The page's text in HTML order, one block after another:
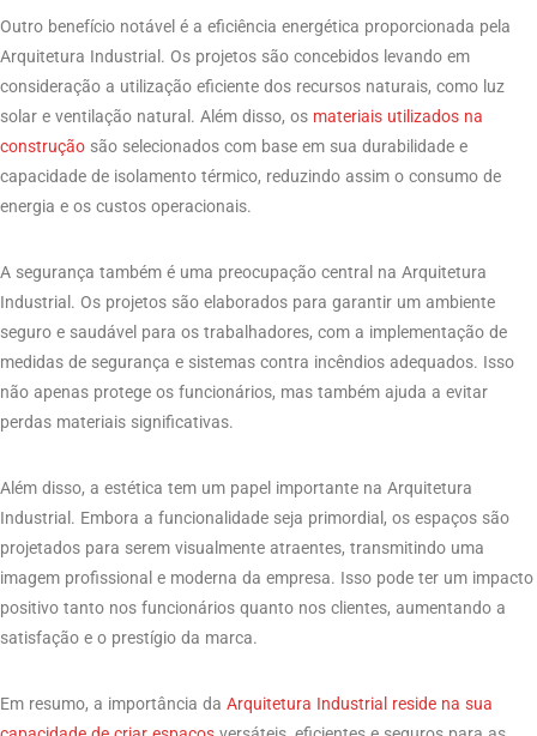
Outro benefício notável é a eficiência energética proporcionada pela
Arquitetura Industrial. Os projetos são concebidos levando em
consideração a utilização eficiente dos recursos naturais, como luz
solar e ventilação natural. Além disso, os materiais utilizados na
construção são selecionados com base em sua durabilidade e
capacidade de isolamento térmico, reduzindo assim o consumo de
energia e os custos operacionais.
A segurança também é uma preocupação central na Arquitetura
Industrial. Os projetos são elaborados para garantir um ambiente
seguro e saudável para os trabalhadores, com a implementação de
medidas de segurança e sistemas contra incêndios adequados. Isso
não apenas protege os funcionários, mas também ajuda a evitar
perdas materiais significativas.
Além disso, a estética tem um papel importante na Arquitetura
Industrial. Embora a funcionalidade seja primordial, os espaços são
projetados para serem visualmente atraentes, transmitindo uma
imagem profissional e moderna da empresa. Isso pode ter um impacto
positivo tanto nos funcionários quanto nos clientes, aumentando a
satisfação e o prestígio da marca.
Em resumo, a importância da Arquitetura Industrial reside na sua